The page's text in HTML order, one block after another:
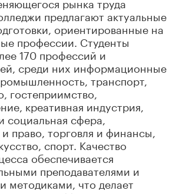
предлагают актуальные
ориентированные на
профессии. Студенты
170 профессий и
среди них информационные
транспорт,
гостеприимство,
креативная индустрия,
социальная сфера,
право, торговля и финансы,
спорт. Качество
обеспечивается
преподавателями и
методиками, что делает